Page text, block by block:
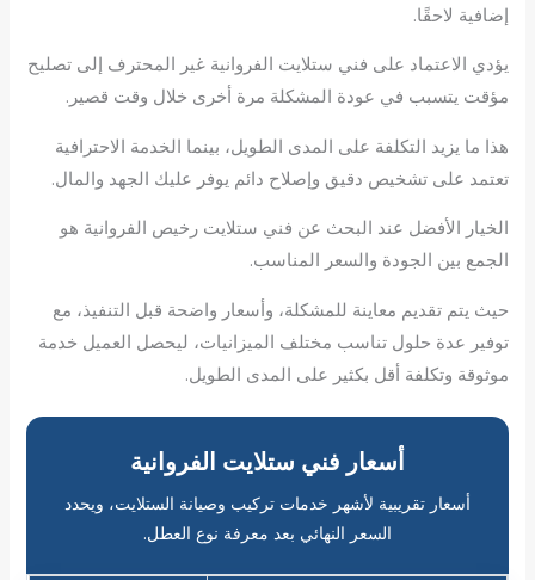
إضافية لاحقًا.
يؤدي الاعتماد على فني ستلايت الفروانية غير المحترف إلى تصليح
مؤقت يتسبب في عودة المشكلة مرة أخرى خلال وقت قصير.
هذا ما يزيد التكلفة على المدى الطويل، بينما الخدمة الاحترافية
تعتمد على تشخيص دقيق وإصلاح دائم يوفر عليك الجهد والمال.
الخيار الأفضل عند البحث عن فني ستلايت رخيص الفروانية هو
الجمع بين الجودة والسعر المناسب.
حيث يتم تقديم معاينة للمشكلة، وأسعار واضحة قبل التنفيذ، مع
توفير عدة حلول تناسب مختلف الميزانيات، ليحصل العميل خدمة
موثوقة وتكلفة أقل بكثير على المدى الطويل.
أسعار فني ستلايت الفروانية
أسعار تقريبية لأشهر خدمات تركيب وصيانة الستلايت، ويحدد
السعر النهائي بعد معرفة نوع العطل.